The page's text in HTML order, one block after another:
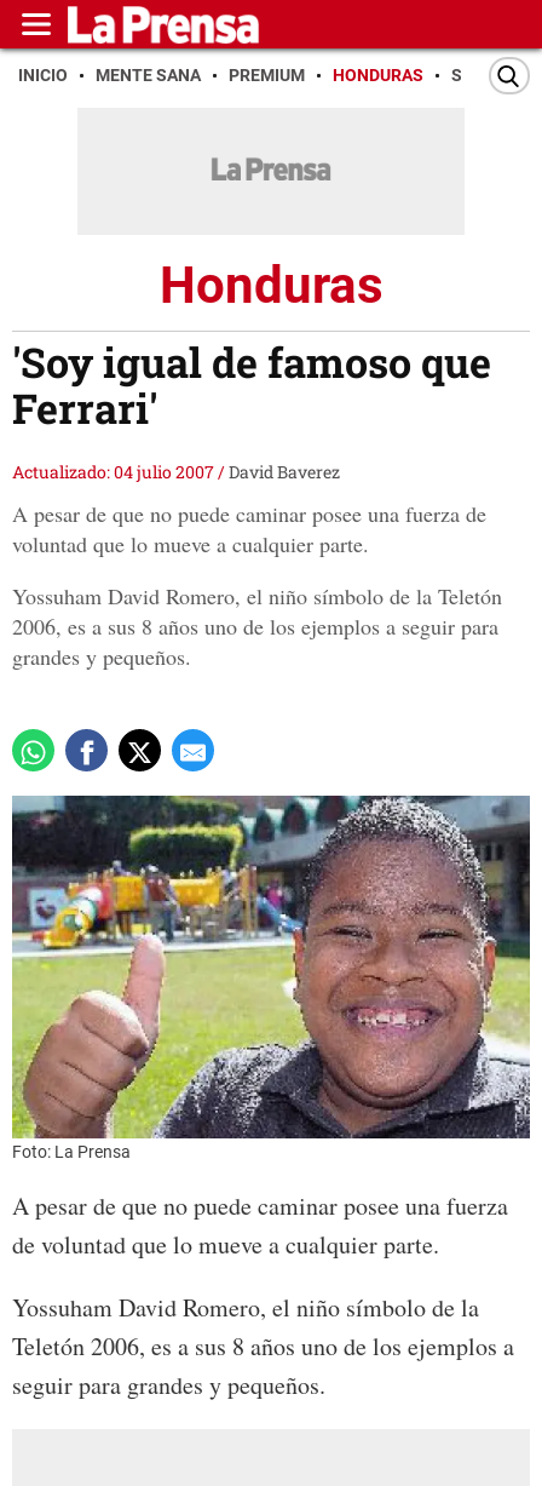
INICIO MENTE SANA PREMIUM HONDURAS SAN PEDRO
Honduras
'Soy igual de famoso que
Ferrari'
Actualizado: 04 julio 2007/David Baverez
A pesar de que no puede caminar posee una fuerza de
voluntad que lo mueve a cualquier parte.
Yossuham David Romero, el niño símbolo de la Teletón
2006, es a sus 8 años uno de los ejemplos a seguir para
grandes y pequeños.
Foto: La Prensa
A pesar de que no puede caminar posee una fuerza
de voluntad que lo mueve a cualquier parte.
Yossuham David Romero, el niño símbolo de la
Teletón 2006, es a sus 8 años uno de los ejemplos a
seguir para grandes y pequeños.